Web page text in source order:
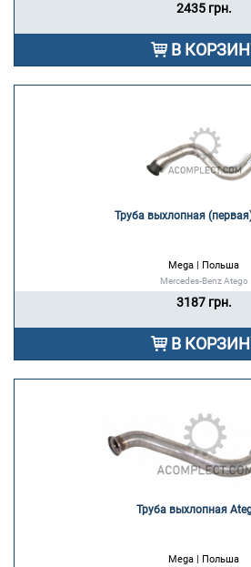
2435 грн.
В
Труба выхлопная
Mega | Польша
Mercedes-Benz Atego
3187 грн.
В
Труба выхлопная
Mega | Польша